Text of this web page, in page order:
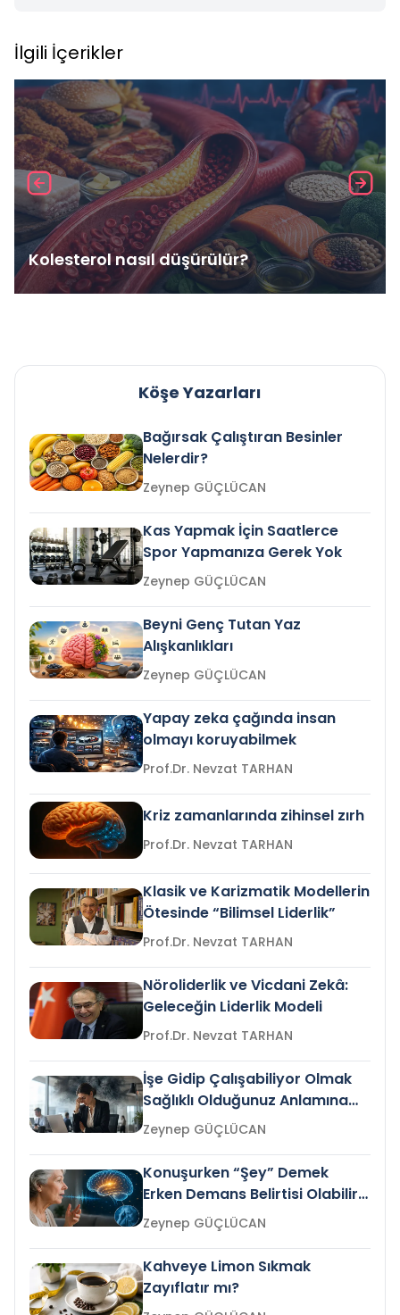
İlgili İçerikler
Kolesterol nasıl düşürülür?
Köşe Yazarları
Bağırsak Çalıştıran Besinler
Nelerdir?
Zeynep GÜÇLÜCAN
Kas Yapmak İçin Saatlerce
Spor Yapmanıza Gerek Yok
Zeynep GÜÇLÜCAN
Beyni Genç Tutan Yaz
Alışkanlıkları
Zeynep GÜÇLÜCAN
Yapay zeka çağında insan
olmayı koruyabilmek
Prof.Dr. Nevzat TARHAN
Kriz zamanlarında zihinsel zırh
Prof.Dr. Nevzat TARHAN
Klasik ve Karizmatik Modellerin
Ötesinde “Bilimsel Liderlik”
Prof.Dr. Nevzat TARHAN
Nöroliderlik ve Vicdani Zekâ:
Geleceğin Liderlik Modeli
Prof.Dr. Nevzat TARHAN
İşe Gidip Çalışabiliyor Olmak
Sağlıklı Olduğunuz Anlamına
Gelir mi?Zeynep GÜÇLÜCAN
Konuşurken “Şey” Demek
Erken Demans Belirtisi Olabilir
mi?
Zeynep GÜÇLÜCAN
Kahveye Limon Sıkmak
Zayıflatır mı?